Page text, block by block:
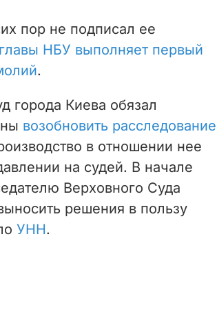
пор не подписал ее
НБУ выполняет первый
.
города Киева обязал
возобновить расследование
в отношении нее
на судей. В начале
Верховного Суда
решения в пользу
УНН.